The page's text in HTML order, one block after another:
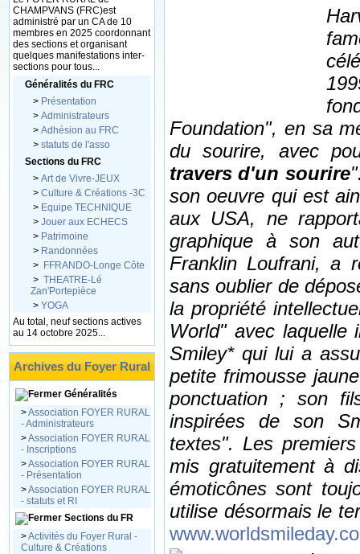
CHAMPVANS (FRC)est
administré par un CA de 10
membres en 2025 coordonnant
des sections et organisant
quelques manifestations inter-
sections pour tous...
Généralités du FRC
> Présentation
> Administrateurs
> Adhésion au FRC
> statuts de l'asso
Sections du FRC
> Art de Vivre-JEUX
> Culture & Créations -3C
> Equipe TECHNIQUE
> Jouer aux ECHECS
> Patrimoine
> Randonnées
> FFRANDO-Longe Côte
> THEATRE-Lé
Zan'Portepièce
> YOGA
Au total, neuf sections actives
au 14 octobre 2025...
Archives du Foyer Rural
Généralités
>Association FOYER RURAL
- Administrateurs
>Association FOYER RURAL
- Inscriptions
>Association FOYER RURAL
- Présentation
>Association FOYER RURAL
- statuts et RI
Sections du FR
>Activités du Foyer Rural -
Culture & Créations
Foundation", en sa
du sourire, avec
travers d'un sourire
son oeuvre qui est
aux USA, ne
graphique à son
Franklin Loufrani, a
sans oublier de
la propriété
World" avec laquelle
Smiley* qui lui a
petite frimousse
ponctuation ; son
inspirées de son
textes". Les
mis gratuitement à
émoticônes sont
utilise désormais le